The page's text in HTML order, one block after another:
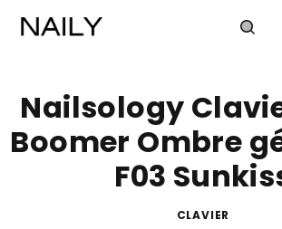
Nailsology
Boomer Ombre
F03
CLAVIER